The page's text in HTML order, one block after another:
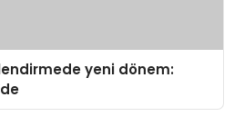
yeni dönem: